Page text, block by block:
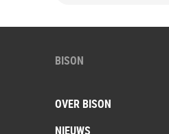
BISON
OVER BISON
NIEUWS